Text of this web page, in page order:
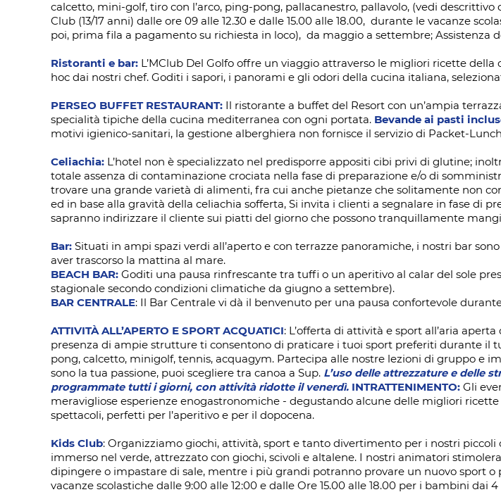
calcetto, mini-golf, tiro con l’arco, ping-pong, pallacanestro, pallavolo, (vedi descrittivo
Club (13/17 anni) dalle ore 09 alle 12.30 e dalle 15.00 alle 18.00, durante le vacanze
poi, prima fila a pagamento su richiesta in loco), da maggio a settembre; Assistenza
Ristoranti e bar: L’MClub Del Golfo offre un viaggio attraverso le migliori ricette
hoc dai nostri chef. Goditi i sapori, i panorami e gli odori della cucina italiana,
PERSEO BUFFET RESTAURANT:
Il ristorante a buffet del Resort con un’ampia
specialità tipiche della cucina mediterranea con ogni portata. Bevande ai pasti
motivi igienico-sanitari, la gestione alberghiera non fornisce il servizio di Packet-
Celiachia: L’hotel non è specializzato nel predisporre appositi cibi privi di glutine;
totale assenza di contaminazione crociata nella fase di preparazione e/o di
trovare una grande varietà di alimenti, fra cui anche pietanze che solitamente non
ed in base alla gravità della celiachia sofferta, Si invita i clienti a segnalare in fase di
sapranno indirizzare il cliente sui piatti del giorno che possono tranquillamente
Bar: Situati in ampi spazi verdi all’aperto e con terrazze panoramiche, i nostri bar
aver trascorso la mattina al mare.
BEACH BAR: Goditi una pausa rinfrescante tra tuffi o un aperitivo al calar del sole
stagionale secondo condizioni climatiche da giugno a settembre).
BAR CENTRALE: Il Bar Centrale vi dà il benvenuto per una pausa confortevole
ATTIVITÀ ALL’APERTO E SPORT ACQUATICI : L’offerta di attività e sport all’aria
presenza di ampie strutture ti consentono di praticare i tuoi sport preferiti durante il
pong, calcetto, minigolf, tennis, acquagym. Partecipa alle nostre lezioni di gruppo e
sono la tua passione, puoi scegliere tra canoa a Sup. L’uso delle attrezzature e delle
programmate tutti i giorni, con attività ridotte il venerdì.
INTRATTENIMENTO: Gli
meravigliose esperienze enogastronomiche - degustando alcune delle migliori
spettacoli, perfetti per l’aperitivo e per il dopocena.
Kids Club: Organizziamo giochi, attività, sport e tanto divertimento per i nostri
immerso nel verde, attrezzato con giochi, scivoli e altalene. I nostri animatori
dipingere o impastare di sale, mentre i più grandi potranno provare un nuovo sport
vacanze scolastiche dalle 9:00 alle 12:00 e dalle Ore 15.00 alle 18.00 per i bambini dai